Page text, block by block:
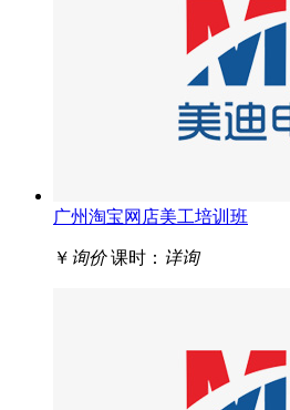
广州淘宝网店美工培训班
￥ 询价 课时： 详询